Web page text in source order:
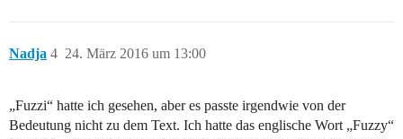
Nadja 24. März 2016 um 13:00
4
„Fuzzi“ hatte ich gesehen, aber es passte irgendwie von der
Bedeutung nicht zu dem Text. Ich hatte das englische Wort „Fuzzy“